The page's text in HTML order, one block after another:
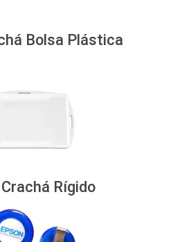
Bolsa Plástica
Rígido